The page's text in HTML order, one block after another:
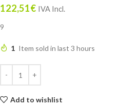
122,51€ IVA Incl.
9
1 Item sold in last 3 hours
Add to wishlist